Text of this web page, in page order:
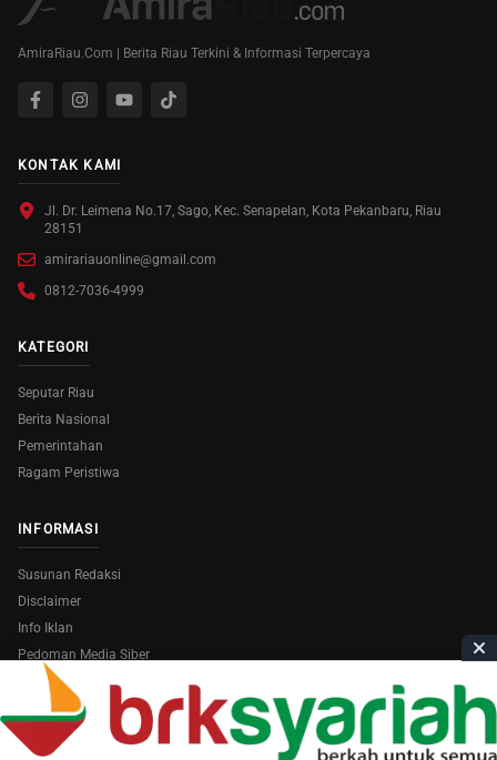
AmiraRiau.Com | Berita Riau Terkini & Informasi Terpercaya
KONTAK KAMI
Jl. Dr. Leimena No.17, Sago, Kec. Senapelan, Kota Pekanbaru, Riau
28151
amirariauonline@gmail.com
0812-7036-4999
KATEGORI
Seputar Riau
Berita Nasional
Pemerintahan
Ragam Peristiwa
INFORMASI
Susunan Redaksi
Disclaimer
Info Iklan
Pedoman Media Siber
Copyright © 2026 AmiraRiau.com . All Rights Reserved.